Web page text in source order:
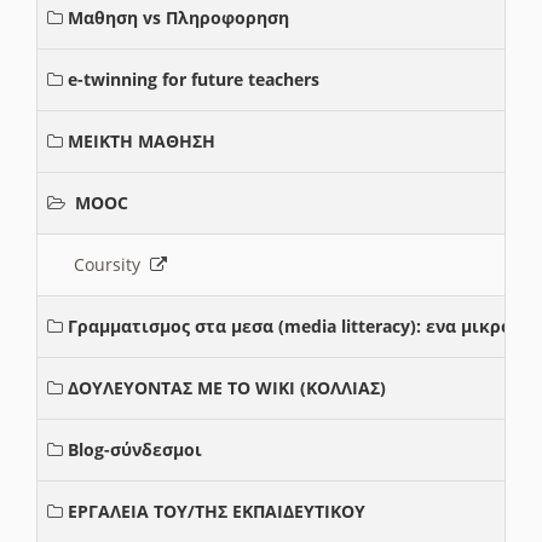
Μαθηση vs Πληροφορηση
e-twinning for future teachers
ΜΕΙΚΤΗ ΜΑΘΗΣΗ
MOOC
Coursity
Γραμματισμος στα μεσα (media litteracy): ενα μικρο
ΔΟΥΛΕΥΟΝΤΑΣ ΜΕ ΤΟ WIKI (ΚΟΛΛΙΑΣ)
Blog-σύνδεσμοι
ΕΡΓΑΛΕΙΑ ΤΟΥ/ΤΗΣ ΕΚΠΑΙΔΕΥΤΙΚΟΥ